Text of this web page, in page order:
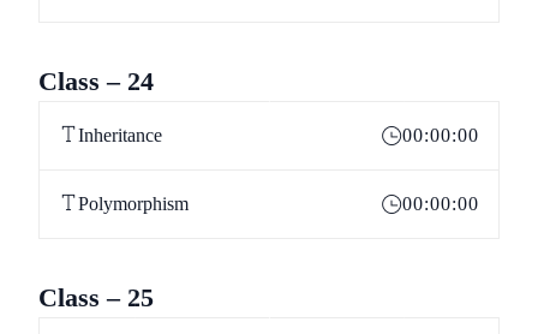
Class – 24
Inheritance 00:00:00
Polymorphism 00:00:00
Class – 25